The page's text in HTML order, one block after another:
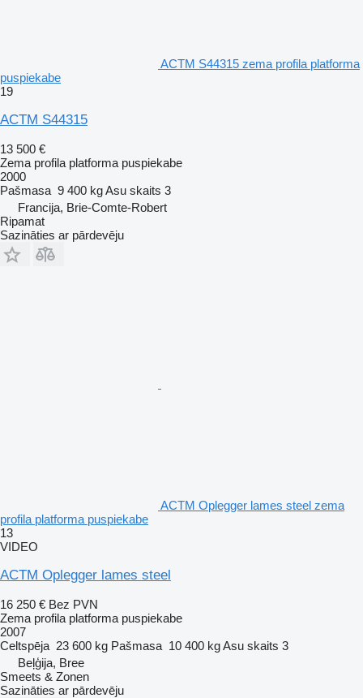
ACTM S44315 zema profila platforma
puspiekabe
19
ACTM S44315
13 500 €
Zema profila platforma puspiekabe
2000
Pašmasa 9 400 kgAsu skaits 3
Francija, Brie-Comte-Robert
Ripamat
Sazināties ar pārdevēju
ACTM Oplegger lames steel zema
profila platforma puspiekabe
13
VIDEO
ACTM Oplegger lames steel
16 250 € Bez PVN
Zema profila platforma puspiekabe
2007
Celtspēja 23 600 kg Pašmasa 10 400 kgAsu skaits 3
Beļģija, Bree
Smeets & Zonen
Sazināties ar pārdevēju